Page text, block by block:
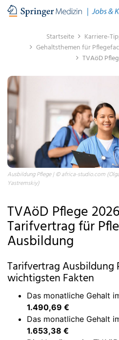
Startseite
Karriere-
Gehaltsthemen für
TVAöD
Ausbildung Pflege | © africa-studio.com
Yastremskiy)
TVAöD Pflege
Tarifvertrag für
Ausbildung
Tarifvertrag Ausbildung
wichtigsten Fakten
Das monatliche Gehalt
1.490,69 €
Das monatliche Gehalt
1.653,38 €